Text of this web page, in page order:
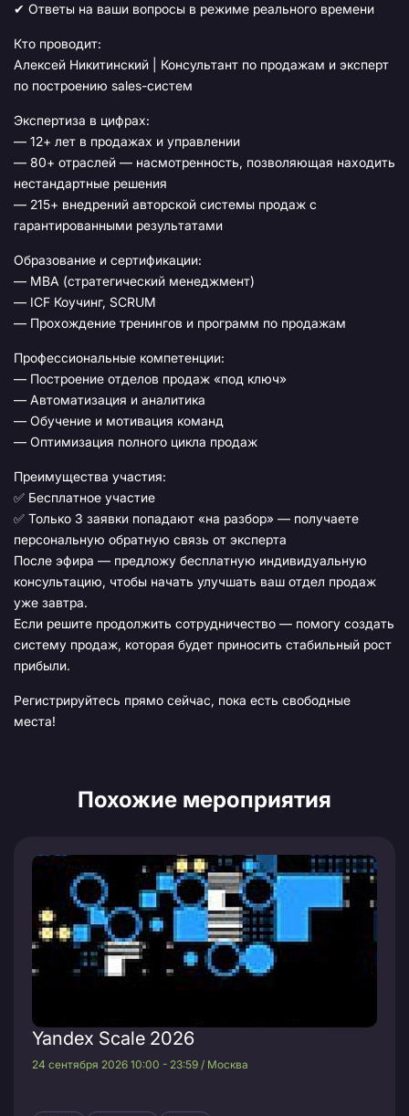
✔ Ответы на ваши вопросы в режиме реального времени
Кто проводит:
Алексей Никитинский | Консультант по продажам и эксперт
по построению sales-систем
Экспертиза в цифрах:
— 12+ лет в продажах и управлении
— 80+ отраслей — насмотренность, позволяющая находить
нестандартные решения
— 215+ внедрений авторской системы продаж с
гарантированными результатами
Образование и сертификации:
— MBA (стратегический менеджмент)
— ICF Коучинг, SCRUM
— Прохождение тренингов и программ по продажам
Профессиональные компетенции:
— Построение отделов продаж «под ключ»
— Автоматизация и аналитика
— Обучение и мотивация команд
— Оптимизация полного цикла продаж
Преимущества участия:
✅ Бесплатное участие
✅ Только 3 заявки попадают «на разбор» — получаете
персональную обратную связь от эксперта
После эфира — предложу бесплатную индивидуальную
консультацию, чтобы начать улучшать ваш отдел продаж
уже завтра.
Если решите продолжить сотрудничество — помогу создать
систему продаж, которая будет приносить стабильный рост
прибыли.
Регистрируйтесь прямо сейчас, пока есть свободные
места!
Похожие мероприятия
Yandex Scale 2026
24 сентября 2026 10:00 - 23:59 / Москва